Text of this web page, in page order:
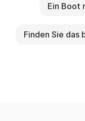
Ein Boot
Finden Sie das